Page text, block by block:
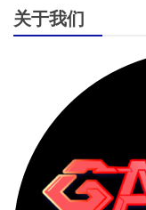
关于我们